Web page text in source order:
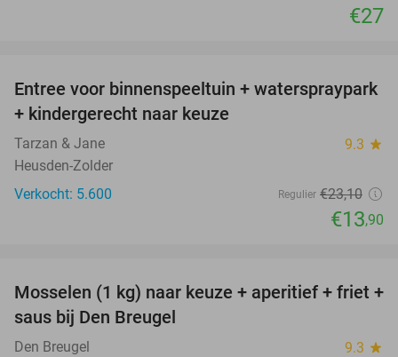
€27
40%
Entree voor binnenspeeltuin + waterspraypark
+ kindergerecht naar keuze
Tarzan & Jane 9.3 star
Heusden-Zolder
Verkocht: 5.600
Regulier €23,10
€13,90
34%
Mosselen (1 kg) naar keuze + aperitief + friet +
saus bij Den Breugel
Den Breugel 9.3 star